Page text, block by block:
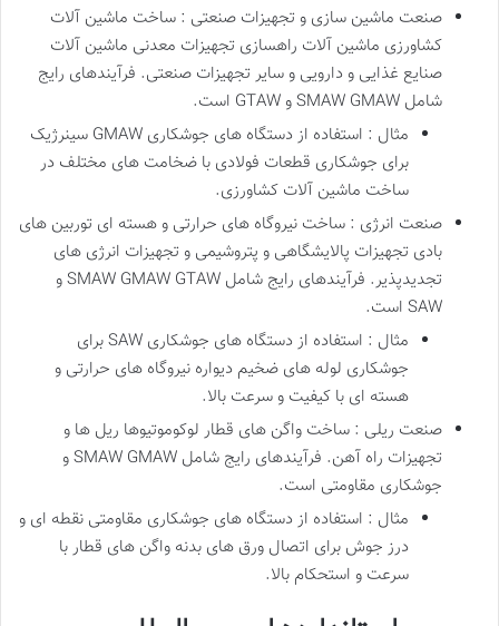
صنعت ماشین سازی و تجهیزات صنعتی : ساخت ماشین آلات
کشاورزی ماشین آلات راهسازی تجهیزات معدنی ماشین آلات
صنایع غذایی و دارویی و سایر تجهیزات صنعتی. فرآیندهای رایج
شامل SMAW GMAW و GTAW است.
مثال : استفاده از دستگاه های جوشکاری GMAW سینرژیک
برای جوشکاری قطعات فولادی با ضخامت های مختلف در
ساخت ماشین آلات کشاورزی.
صنعت انرژی : ساخت نیروگاه های حرارتی و هسته ای توربین های
بادی تجهیزات پالایشگاهی و پتروشیمی و تجهیزات انرژی های
تجدیدپذیر. فرآیندهای رایج شامل SMAW GMAW GTAW و
SAW است.
مثال : استفاده از دستگاه های جوشکاری SAW برای
جوشکاری لوله های ضخیم دیواره نیروگاه های حرارتی و
هسته ای با کیفیت و سرعت بالا.
صنعت ریلی : ساخت واگن های قطار لوکوموتیوها ریل ها و
تجهیزات راه آهن. فرآیندهای رایج شامل SMAW GMAW و
جوشکاری مقاومتی است.
مثال : استفاده از دستگاه های جوشکاری مقاومتی نقطه ای و
درز جوش برای اتصال ورق های بدنه واگن های قطار با
سرعت و استحکام بالا.